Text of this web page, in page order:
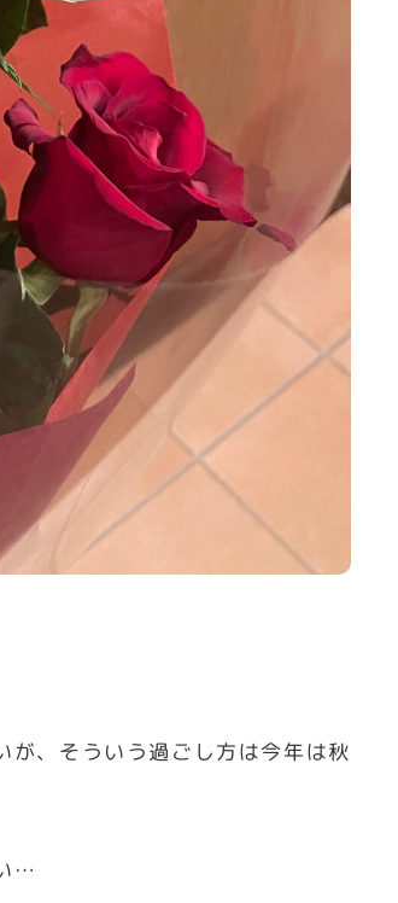
、そういう過ごし方は今年は秋
…